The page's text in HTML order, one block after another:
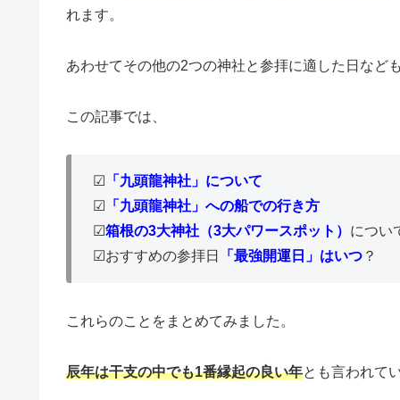
れます。
あわせてその他の2つの神社と参拝に適した日など
この記事では、
☑ 「九頭龍神社」 について
☑ 「九頭龍神社」への船での行き方
☑箱根の3大神社（3大パワースポット） につい
☑おすすめの参拝日
「最強開運日」はいつ ？
これらのことをまとめてみました。
辰年は干支の中でも1番縁起の良い年とも言われて